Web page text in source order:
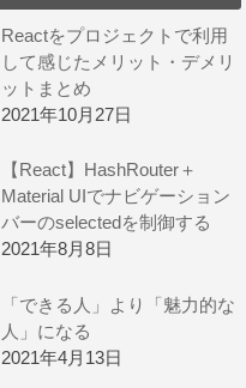
Reactをプロジェクトで利用
して感じたメリット・デメリ
ットまとめ
2021年10月27日
【React】HashRouter＋
Material UIでナビゲーション
バーのselectedを制御する
2021年8月8日
「できる人」より「魅力的な
人」になる
2021年4月13日